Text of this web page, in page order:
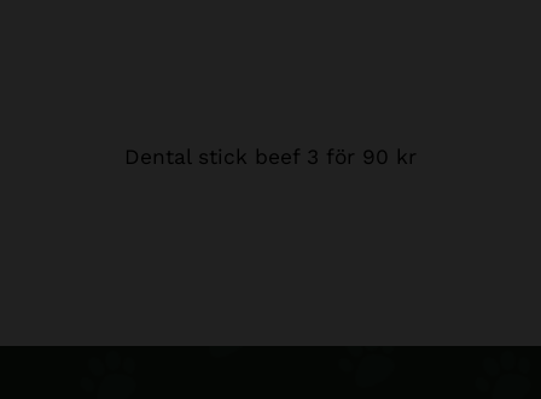
Dental stick beef 3 för 90 kr